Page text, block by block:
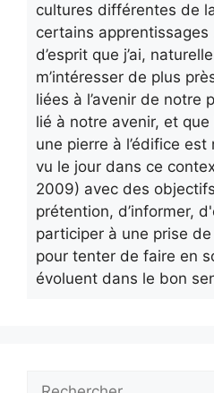
cultures différentes de
certains
d’esprit que j’ai,
m’intéresser de plus
liées à l’avenir de notre
lié à notre avenir, et que
une pierre à l’édifice
vu le jour dans ce
2009) avec des
prétention, d’informer,
participer à une prise
pour tenter de faire en
évoluent dans le bon
Rechercher :